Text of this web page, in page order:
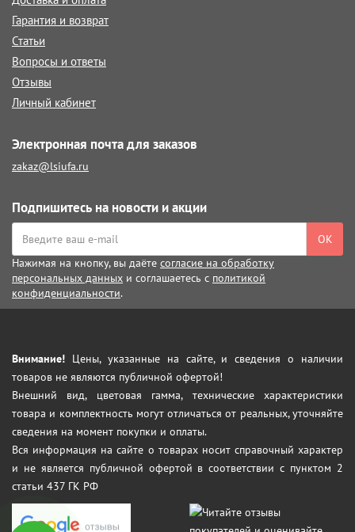
Гарантия и возврат
Статьи
Вопросы и ответы
Отзывы
Личный кабинет
Электронная почта для заказов
zakaz@lsiufa.ru
Подпишитесь на новости и акции
ОК
Нажимая на кнопку, вы даёте согласие на обработку
персональных данных и соглашаетесь с политикой
конфиденциальности.
Внимание! Цены, указанные на сайте, и сведения о наличии
товаров не являются публичной офертой!
Внешний вид, цветовая гамма, технические характеристики
товара и комплектность могут отличаться от реальных, уточняйте
сведения на момент покупки и оплаты.
Вся информация на сайте о товарах носит справочный характер
и не является публичной офертой в соответствии с пунктом 2
статьи 437 ГК РФ